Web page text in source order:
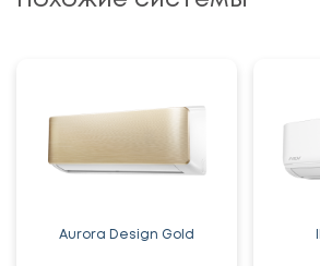
Aurora Design Gold